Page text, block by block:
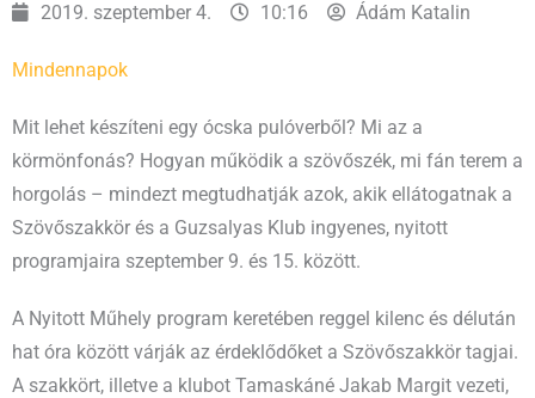
2019. szeptember 4. 10:16 Ádám Katalin
Mindennapok
Mit lehet készíteni egy ócska pulóverből? Mi az a
körmönfonás? Hogyan működik a szövőszék, mi fán terem a
horgolás – mindezt megtudhatják azok, akik ellátogatnak a
Szövőszakkör és a Guzsalyas Klub ingyenes, nyitott
programjaira szeptember 9. és 15. között.
A Nyitott Műhely program keretében reggel kilenc és délután
hat óra között várják az érdeklődőket a Szövőszakkör tagjai.
A szakkört, illetve a klubot Tamaskáné Jakab Margit vezeti,